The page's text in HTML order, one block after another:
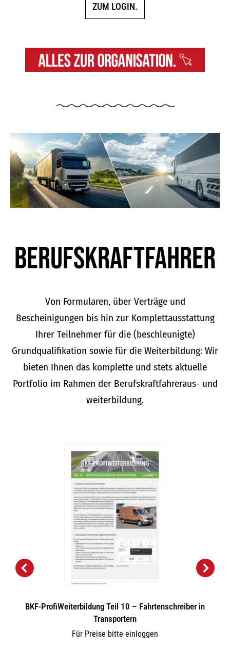
ZUM LOGIN.
Berufskraft­fahrer
Von Formularen, über Verträge und
Bescheinigungen bis hin zur Komplettausstattung
Ihrer Teilnehmer für die (beschleunigte)
Grundqualifikation sowie für die Weiterbildung: Wir
bieten Ihnen das komplette und stets aktuelle
Portfolio im Rahmen der Berufskraftfahreraus- und
weiterbildung.
BKF-ProfiWeiterbildung Teil 10 – Fahrtenschreiber in
Transportern
Für Preise bitte einloggen